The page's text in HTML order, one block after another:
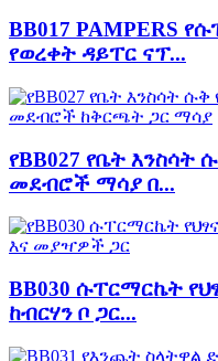
BB017 PAMPERS
የወረቀት ዳይፐር ናፕ...
የBB027 የቤት
መደብሮች ማሳያ በ...
BB030 ሱፐርማርኬት
ከብርሃን ቦ ጋር...